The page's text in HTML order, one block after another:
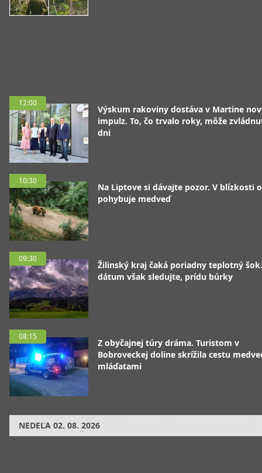
12:00
Výskum rakoviny dostáva v Martine
impulz. To, čo trvalo roky, môže
dni
10:30
Na Liptove si dávajte pozor. V blízkosti
pohybuje medveď
09:30
Žilinský kraj čaká poriadny teplotný
dátum však sledujte, prídu búrky
08:15
Z obyčajnej túry dráma. Turistom v
Bobroveckej doline skrížila cestu
mláďatami
NEDEĽA 02. 08. 2026